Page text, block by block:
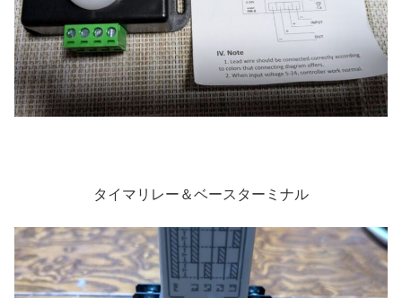
タイマリレー＆ベースターミナル